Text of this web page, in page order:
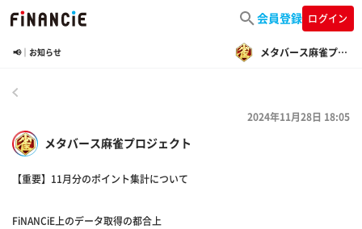
会員登録 ログイン
📢｜お知らせ メタバース麻雀プロジェクト
メタバース麻雀プロジェクト
2024年11月28日 18:05
【重要】11月分のポイント集計について
FiNANCiE上のデータ取得の都合上